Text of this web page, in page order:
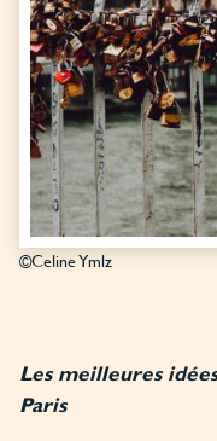
©Celine Ymlz
Les meilleures
Paris